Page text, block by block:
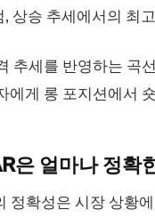
상승 추세에서의 최
추세를 반영하는 곡
에게 롱 포지션에서
은 얼마나정확
정확성은 시장 상황